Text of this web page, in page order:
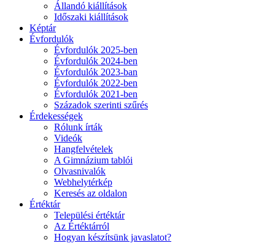
Állandó kiállítások
Időszaki kiállítások
Képtár
Évfordulók
Évfordulók 2025-ben
Évfordulók 2024-ben
Évfordulók 2023-ban
Évfordulók 2022-ben
Évfordulók 2021-ben
Századok szerinti szűrés
Érdekességek
Rólunk írták
Videók
Hangfelvételek
A Gimnázium tablói
Olvasnivalók
Webhelytérkép
Keresés az oldalon
Értéktár
Települési értéktár
Az Értéktárról
Hogyan készítsünk javaslatot?